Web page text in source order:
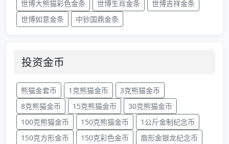
世博大熊猫彩色金条
世博生肖金条
世博吉祥金条
世博如意金条
中钞国鼎金条
投资金币
熊猫金套币 1克熊猫金币
3克熊猫金币
8克熊猫金币
15克熊猫金币
30克熊猫金币
100克熊猫金币
150克熊猫金币
1公斤金制纪念币
150克方形金币
150克彩色金币 扇形金银龙纪念币